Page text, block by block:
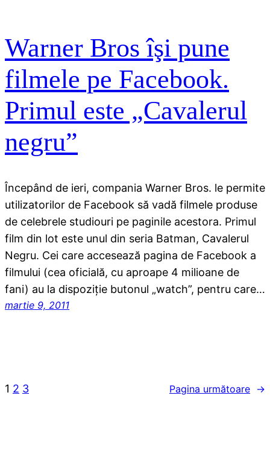
Warner Bros îşi pune
filmele pe Facebook.
Primul este „Cavalerul
negru”
Începând de ieri, compania Warner Bros. le permite
utilizatorilor de Facebook să vadă filmele produse
de celebrele studiouri pe paginile acestora. Primul
film din lot este unul din seria Batman, Cavalerul
Negru. Cei care accesează pagina de Facebook a
filmului (cea oficială, cu aproape 4 milioane de
fani) au la dispoziţie butonul „watch”, pentru care…
martie 9, 2011
1 2 3 Pagina următoare →